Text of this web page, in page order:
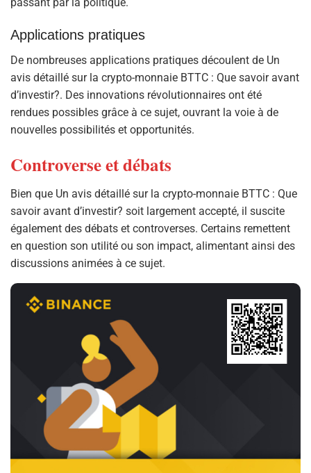
Applications pratiques
De nombreuses applications pratiques découlent de Un
avis détaillé sur la crypto-monnaie BTTC : Que savoir avant
d’investir?. Des innovations révolutionnaires ont été
rendues possibles grâce à ce sujet, ouvrant la voie à de
nouvelles possibilités et opportunités.
Controverse et débats
Bien que Un avis détaillé sur la crypto-monnaie BTTC : Que
savoir avant d’investir? soit largement accepté, il suscite
également des débats et controverses. Certains remettent
en question son utilité ou son impact, alimentant ainsi des
discussions animées à ce sujet.